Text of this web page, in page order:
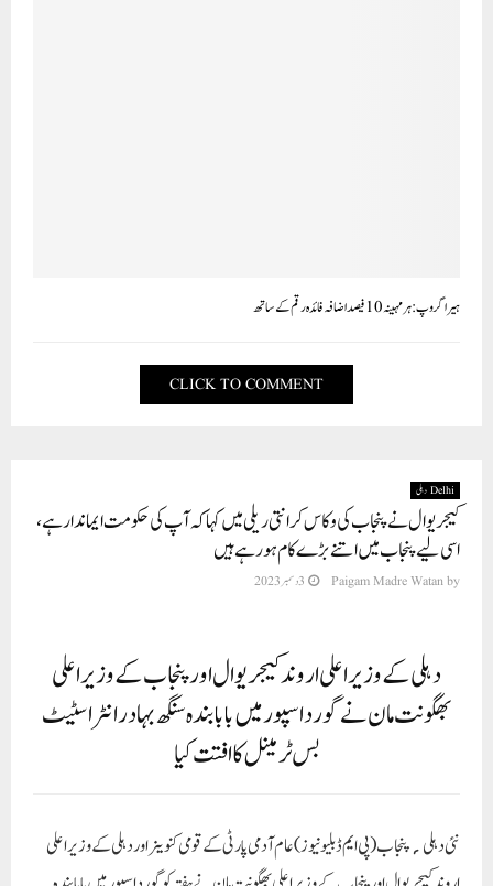
ہیرا گروپ : ہر مہینہ 10فیصد اضافہ فائدہ رقم کے ساتھ
CLICK TO COMMENT
Delhi دہلی
کیجریوال نے پنجاب کی وکاس کرانتی ریلی میں کہا کہ آپ کی حکومت ایماندار ہے،
اسی لیے پنجاب میں اتنے بڑے کام ہو رہے ہیں
by
Paigam Madre Watan 3 دسمبر 2023
دہلی کے وزیر اعلی اروند کیجریوال اور پنجاب کے وزیر اعلی
بھگونت مان نے گورداسپور میں بابا بندہ سنگھ بہادر انٹر اسٹیٹ
بس ٹرمینل کا افتت کیا
نئی دہلی؍پنجاب(پی ایم ڈبلیو نیوز)عام آدمی پارٹی کے قومی کنوینر اور دہلی کے وزیر اعلی